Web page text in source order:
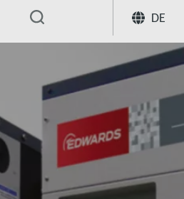
DE